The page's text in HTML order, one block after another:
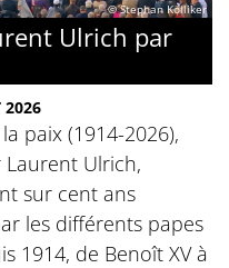
© Stephan Kölliker
Ulrich par
2026
paix (1914-2026),
Ulrich,
sur cent ans
les différents papes
1914, de Benoît XV à